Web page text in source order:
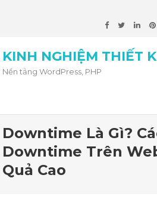
KINH NGHIỆM THIẾT
Nền tảng WordPress, PHP
Downtime Là Gì?
Downtime Trên
Quả Cao